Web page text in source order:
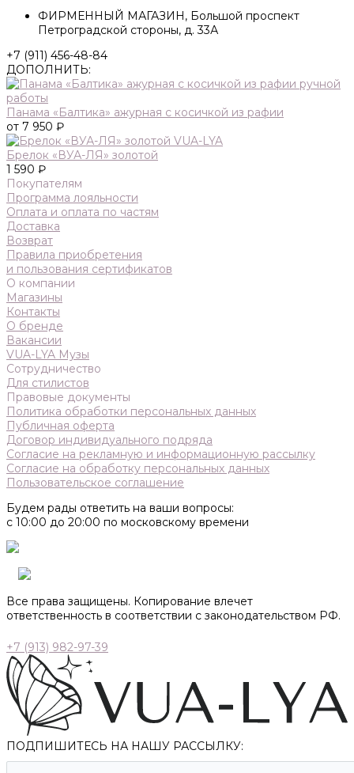
ФИРМЕННЫЙ МАГАЗИН, Большой проспект
Петроградской стороны, д. 33А
+7 (911) 456-48-84
ДОПОЛНИТЬ:
Панама «Балтика» ажурная с косичкой из рафии
от 7 950 ₽
Брелок «ВУА-ЛЯ» золотой
1 590 ₽
Покупателям
Программа лояльности
Оплата и оплата по частям
Доставка
Возврат
Правила приобретения
и пользования сертификатов
О компании
Магазины
Контакты
О бренде
Вакансии
VUA-LYA Музы
Сотрудничество
Для стилистов
Правовые документы
Политика обработки персональных данных
Публичная оферта
Договор индивидуального подряда
Согласие на рекламную и информационную рассылку
Согласие на обработку персональных данных
Пользовательское соглашение
Будем рады ответить на ваши вопросы:
с 10:00 до 20:00 по московскому времени
Все права защищены. Копирование влечет
ответственность в соответствии с законодательством РФ.
+7 (913) 982-97-39
ПОДПИШИТЕСЬ НА НАШУ РАССЫЛКУ: